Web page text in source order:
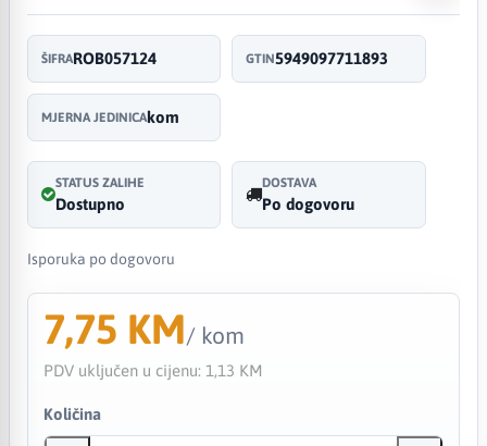
ŠIFRAROB057124 GTIN5949097711893
MJERNA JEDINICAkom
STATUS ZALIHE
Dostupno
DOSTAVA
Po dogovoru
Isporuka po dogovoru
7,75 KM/ kom
PDV uključen u cijenu: 1,13 KM
Količina